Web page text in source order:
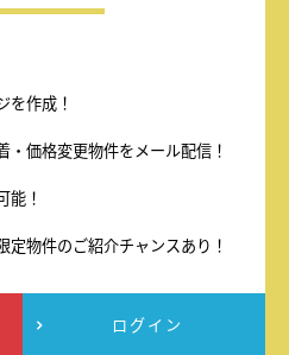
を作成！
・価格変更物件をメール配信！
能！
定物件のご紹介チャンスあり！
ログイン